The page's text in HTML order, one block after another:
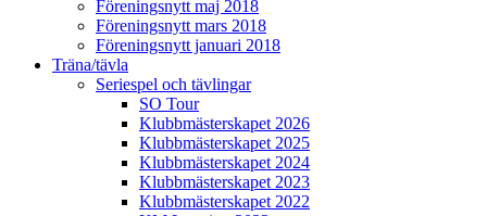
Föreningsnytt maj 2018
Föreningsnytt mars 2018
Föreningsnytt januari 2018
Träna/tävla
Seriespel och tävlingar
SO Tour
Klubbmästerskapet 2026
Klubbmästerskapet 2025
Klubbmästerskapet 2024
Klubbmästerskapet 2023
Klubbmästerskapet 2022